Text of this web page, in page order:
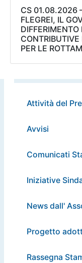
CS 01.08.2026
FLEGREI, IL
PER LE
Attività del
Avvisi
Comunicati
Iniziative
News dall'
Progetto
Rassegna